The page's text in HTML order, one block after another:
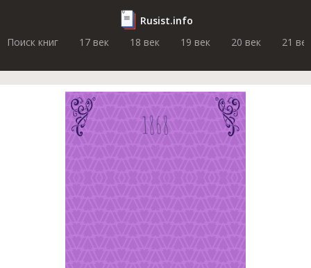
Rusist.info
Поиск книг
17 век 18 век 19 век 20 век 21 век